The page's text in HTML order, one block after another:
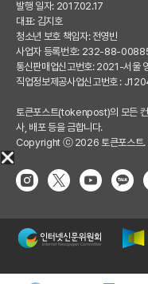
발행 일자: 2017.02.17
대표: 김지호
청소년 보호 책임자: 전영빈
사업자 등록번호: 232-88-
통신판매업신고번호: 2021-서울
직업정보제공사업신고번호 :
토큰포스트(tokenpost)의 모든 컨
사, 배포 등을 금합니다.
Copyright ⓒ 2026 토큰포스트